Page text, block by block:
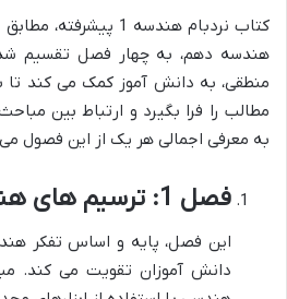
کتاب نردبام هندسه 1
هندسه دهم، به چهار فصل تقسیم
منطقی، به دانش آموز کمک می کند تا
مطالب را فرا بگیرد و ارتباط بین
به معرفی اجمالی هر یک از این فصول می
فصل 1: ترسیم های هندسی و استدلال
این فصل، پایه و اساس تفکر
دانش آموزان تقویت می کند.